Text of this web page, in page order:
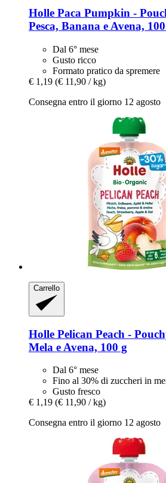
Holle Paca Pumpkin -​
Pesca, Banana e Avena,
Dal 6° mese
Gusto ricco
Formato pratico da spremere
€ 1,19 (€ 11,90 / kg)
Consegna entro il giorno 12 agosto
Carrello
Holle Pelican Peach -​
Mela e Avena, 100 g
Dal 6° mese
Fino al 30% di zuccheri in
Gusto fresco
€ 1,19 (€ 11,90 / kg)
Consegna entro il giorno 12 agosto